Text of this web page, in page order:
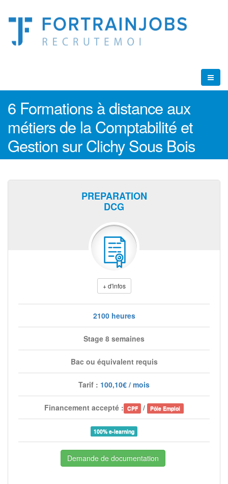
6 Formations à distance aux
métiers de la Comptabilité et
Gestion sur Clichy Sous Bois
PREPARATION
DCG
+ d'infos
2100 heures
Stage 8 semaines
Bac ou équivalent requis
Tarif : 100,10€ / mois
Financement accepté : CPF / Pôle Emploi
100% e-learning
Demande de documentation